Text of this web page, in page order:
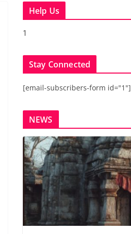
Help Us
1
Stay Connected
[email-subscribers-form id="1"]
NEWS